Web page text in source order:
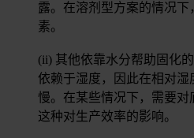
露。在溶剂型方案的情况
素。
(ii) 其他依靠水分帮助固化
依赖于湿度，因此在相对
慢。在某些情况下，需要对
这种对生产效率的影响。